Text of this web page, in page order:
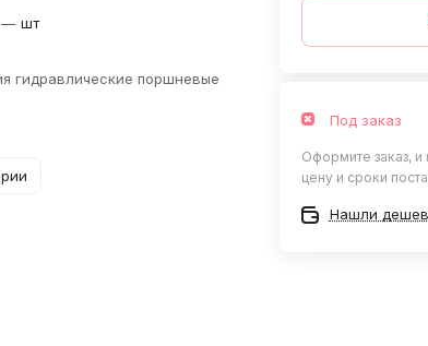
— шт
гидравлические поршневые
Под заказ
Оформите заказ,
цену и сроки
Нашли